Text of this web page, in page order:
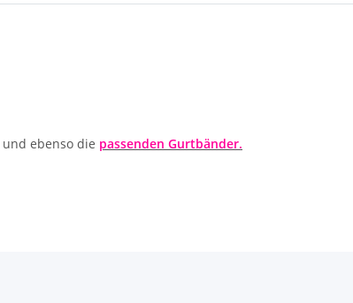
und ebenso die passenden Gurtbänder.